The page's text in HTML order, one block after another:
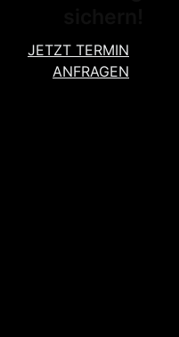
JETZT TERMIN
ANFRAGEN